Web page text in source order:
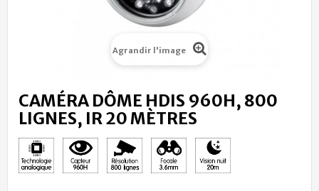
Agrandir l'image
CAMÉRA DÔME HDIS 960H, 800
LIGNES, IR 20 MÈTRES